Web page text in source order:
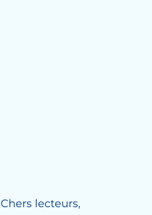
Chers lecteurs,